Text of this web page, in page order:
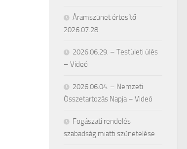
Áramszünet értesítő
2026.07.28.
2026.06.29. – Testületi ülés
– Videó
2026.06.04. – Nemzeti
Összetartozás Napja – Videó
Fogászati rendelés
szabadság miatti szünetelése